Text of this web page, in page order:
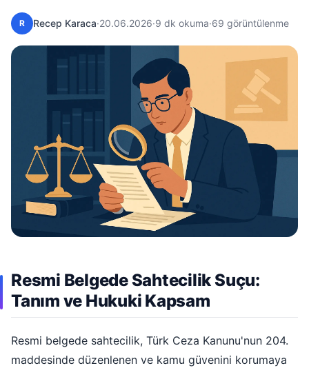
R Recep Karaca·20.06.2026·9 dk okuma·69 görüntülenme
Resmi Belgede Sahtecilik Suçu:
Tanım ve Hukuki Kapsam
Resmi belgede sahtecilik, Türk Ceza Kanunu'nun 204.
maddesinde düzenlenen ve kamu güvenini korumaya